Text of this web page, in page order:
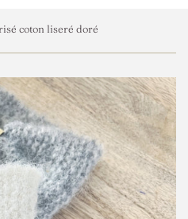
coton liseré doré